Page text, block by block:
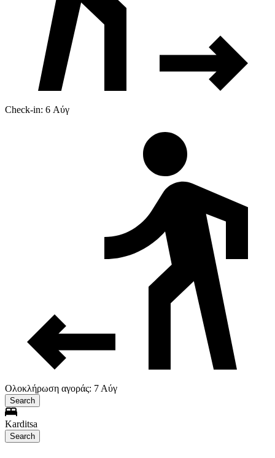
Check-in: 6 Αύγ
Ολοκλήρωση αγοράς: 7 Αύγ
Search
Karditsa
Search